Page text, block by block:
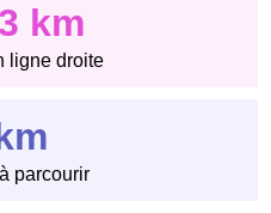
km
ligne droite
parcourir